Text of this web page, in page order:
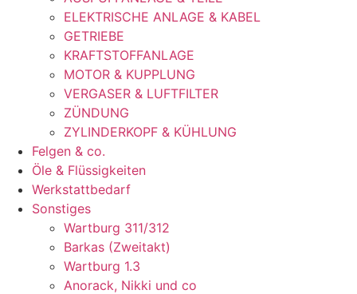
ELEKTRISCHE ANLAGE & KABEL
GETRIEBE
KRAFTSTOFFANLAGE
MOTOR & KUPPLUNG
VERGASER & LUFTFILTER
ZÜNDUNG
ZYLINDERKOPF & KÜHLUNG
Felgen & co.
Öle & Flüssigkeiten
Werkstattbedarf
Sonstiges
Wartburg 311/312
Barkas (Zweitakt)
Wartburg 1.3
Anorack, Nikki und co